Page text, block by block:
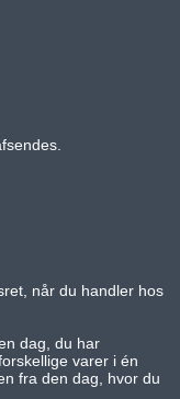
når du handler hos
dag, du har
varer i én
fra den dag, hvor du